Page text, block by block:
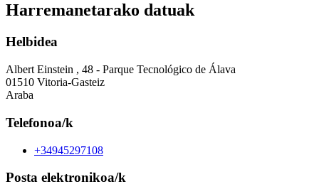
Harremanetarako datuak
Helbidea
Albert Einstein , 48 - Parque Tecnológico de Álava
01510 Vitoria-Gasteiz
Araba
Telefonoa/k
+34945297108
Posta elektronikoa/k